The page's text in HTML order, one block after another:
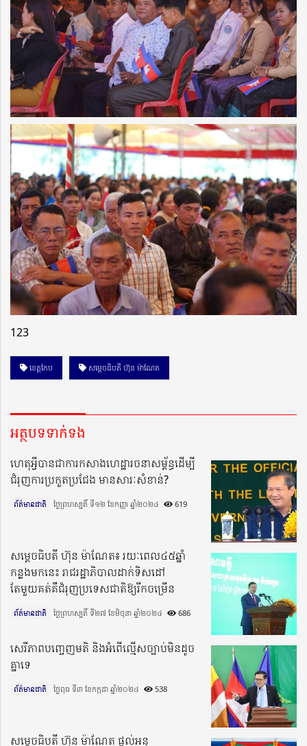
123
ខេត្តកែប សម្តេចធិបតី ហ៊ុន ម៉ាណែត
អត្ថបទទាក់ទង
ហេតុអ្វីបានជាការកសាងហេដ្ឋារចនាសម្ព័ន្ធដើម្បី
ជំរុញការប្រកួតប្រជែង មានសារៈសំខាន់?
ព័ត៌មានជាតិ ថ្ងៃព្រហស្បតិ៍ ទី១២ ខែកញ្ញា ឆ្នាំ២០២៤​ 619
សម្តេចធិបតី ហ៊ុន ម៉ាណែត៖ រយៈពេល៤៥ឆ្នាំ
កន្លងមកនេះ រាជរដ្ឋាភិបាលដាក់ទិសដៅ
តែមួយគត់គឺជំរុញប្រទេសជាតិឱ្យរីកចម្រើន
ព័ត៌មានជាតិ ថ្ងៃព្រហស្បតិ៍ ទី២៧ ខែមិថុនា ឆ្នាំ២០២៤​ 686
សេរីភាពបញ្ចេញមតិ និងអំពើល្មើសច្បាប់មិនដូច
គ្នាទេ
ព័ត៌មានជាតិ ថ្ងៃពុធ ទី៣ ខែកក្កដា ឆ្នាំ២០២៤​ 538
សម្ដេចធិបតី ហ៊ុន ម៉ាណែត ផ្ដល់អនុ